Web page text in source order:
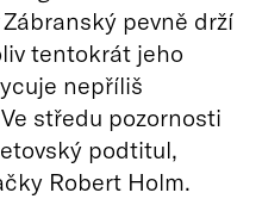
pevně drží
tentokrát jeho
nepříliš
středu pozornosti
podtitul,
Robert Holm.